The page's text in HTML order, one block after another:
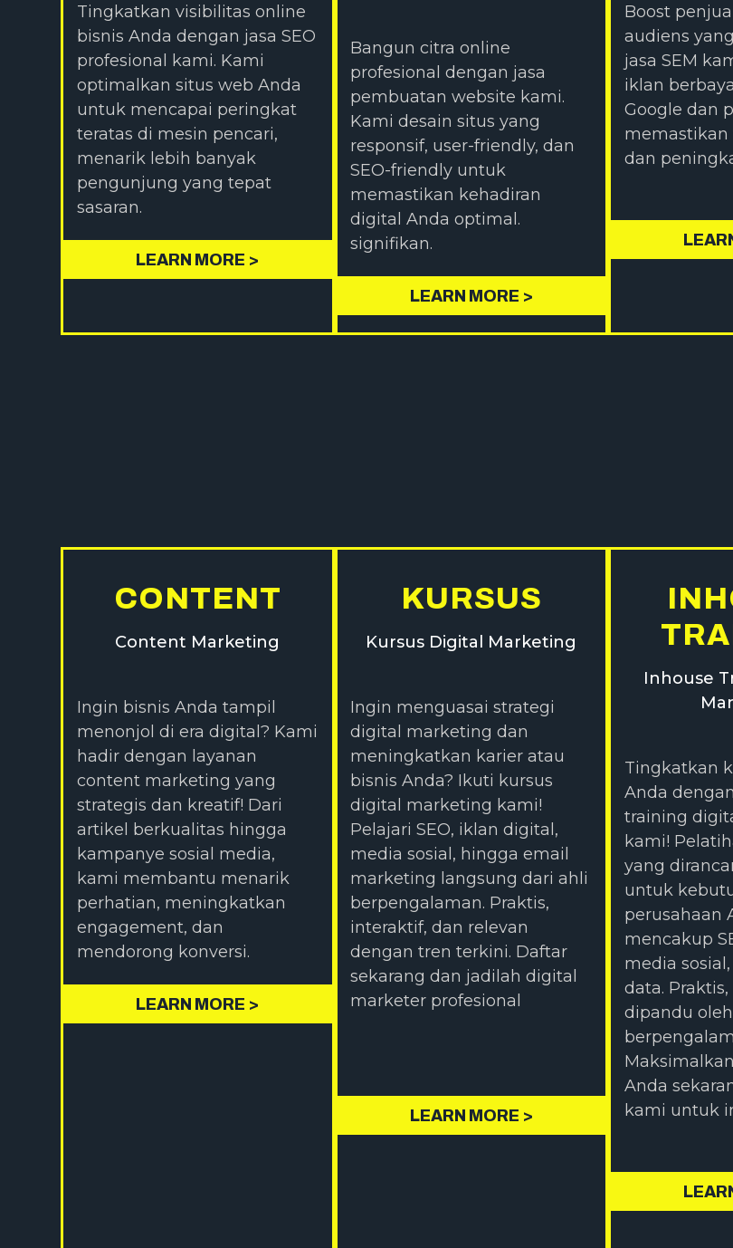
Tingkatkan visibilitas online
bisnis Anda dengan jasa SEO
profesional kami. Kami
optimalkan situs web Anda
untuk mencapai peringkat
teratas di mesin pencari,
menarik lebih banyak
pengunjung yang tepat
sasaran.
LEARN MORE >
Bangun citra online
profesional dengan jasa
pembuatan website kami.
Kami desain situs yang
responsif, user-friendly, dan
SEO-friendly untuk
memastikan kehadiran
digital Anda optimal.
signifikan.
LEARN MORE >
Boost
audiens
jasa SEM
iklan
Google dan
memastikan
dan
CONTENT
Content Marketing
Ingin bisnis Anda tampil
menonjol di era digital? Kami
hadir dengan layanan
content marketing yang
strategis dan kreatif! Dari
artikel berkualitas hingga
kampanye sosial media,
kami membantu menarik
perhatian, meningkatkan
engagement, dan
mendorong konversi.
LEARN MORE >
KURSUS
Kursus Digital Marketing
Ingin menguasai strategi
digital marketing dan
meningkatkan karier atau
bisnis Anda? Ikuti kursus
digital marketing kami!
Pelajari SEO, iklan digital,
media sosial, hingga email
marketing langsung dari ahli
berpengalaman. Praktis,
interaktif, dan relevan
dengan tren terkini. Daftar
sekarang dan jadilah digital
marketer profesional
LEARN MORE >
Inhouse
Tingkatkan
Anda
training
kami!
yang
untuk
perusahaan
mencakup
media
data.
dipandu
Anda
kami untuk